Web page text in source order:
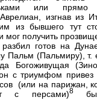
или прямо
изгнав из
из бывшего тут
мог получить
готов на
Пальм (Пальмиру), т.
Богоживущая
с триумфом
(или на парижан,
с персами)8был